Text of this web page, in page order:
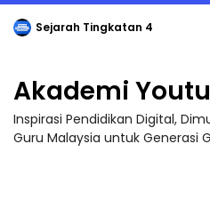
Sejarah Tingkatan 4
Akademi
Inspirasi Pendidikan Digital,
Guru Malaysia untuk Generasi